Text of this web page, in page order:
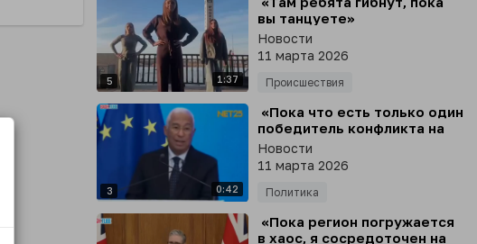
5 1:37
вы танцуете»
Новости
11 марта 2026
Происшествия
3 0:42
⁣ «Пока что есть только один
победитель конфликта на
Ближнем Востоке - Россия»
Новости
11 марта 2026
Политика
⁣ «Пока регион погружается
в хаос, я сосредоточен на